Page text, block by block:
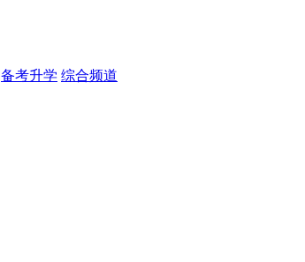
备考升学 综合频道